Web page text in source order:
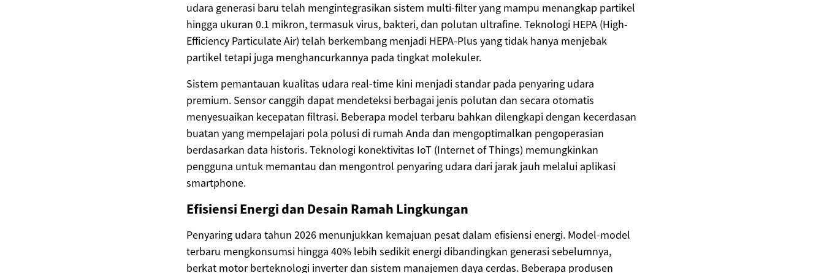
udara generasi baru telah mengintegrasikan sistem multi-filter yang mampu menangkap partikel
hingga ukuran 0.1 mikron, termasuk virus, bakteri, dan polutan ultrafine. Teknologi HEPA (High-
Efficiency Particulate Air) telah berkembang menjadi HEPA-Plus yang tidak hanya menjebak
partikel tetapi juga menghancurkannya pada tingkat molekuler.
Sistem pemantauan kualitas udara real-time kini menjadi standar pada penyaring udara
premium. Sensor canggih dapat mendeteksi berbagai jenis polutan dan secara otomatis
menyesuaikan kecepatan filtrasi. Beberapa model terbaru bahkan dilengkapi dengan kecerdasan
buatan yang mempelajari pola polusi di rumah Anda dan mengoptimalkan pengoperasian
berdasarkan data historis. Teknologi konektivitas IoT (Internet of Things) memungkinkan
pengguna untuk memantau dan mengontrol penyaring udara dari jarak jauh melalui aplikasi
smartphone.
Efisiensi Energi dan Desain Ramah Lingkungan
Penyaring udara tahun 2026 menunjukkan kemajuan pesat dalam efisiensi energi. Model-model
terbaru mengkonsumsi hingga 40% lebih sedikit energi dibandingkan generasi sebelumnya,
berkat motor berteknologi inverter dan sistem manajemen daya cerdas. Beberapa produsen